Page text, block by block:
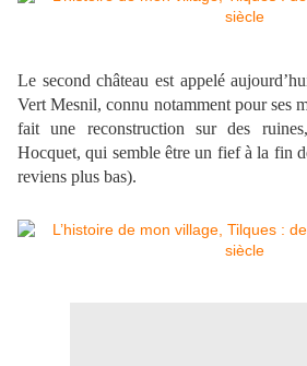
Le second château est appelé
Vert Mesnil, connu notamment pour ses
fait une reconstruction sur des
Hocquet, qui semble être un fief à la fin
reviens plus bas).